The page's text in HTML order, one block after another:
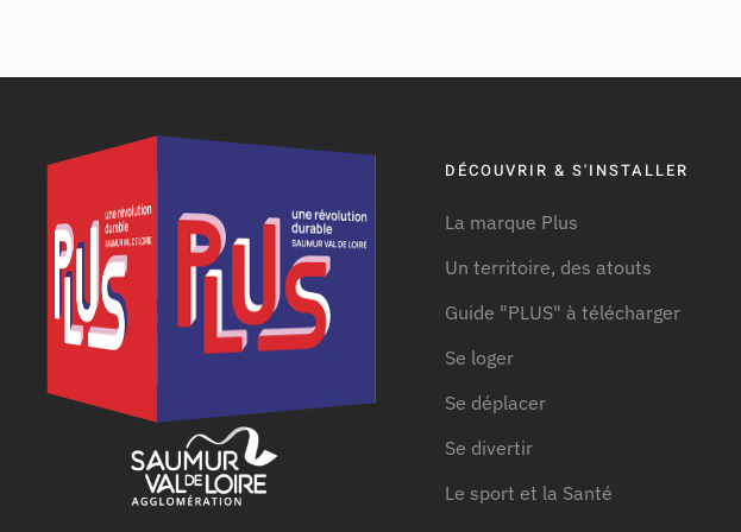
DÉCOUVRIR & S'INSTALLER
La marque Plus
Un territoire, des atouts
Guide "PLUS" à télécharger
Se loger
Se déplacer
Se divertir
Le sport et la Santé